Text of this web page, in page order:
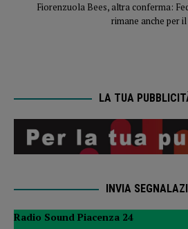
Fiorenzuola Bees, altra conferma:
rimane anche per
LA TUA
INVIA
Radio Sound Piacenza 24